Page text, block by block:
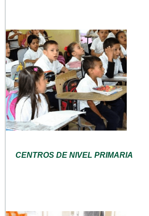
CENTROS DE NIVEL PRIMARIA